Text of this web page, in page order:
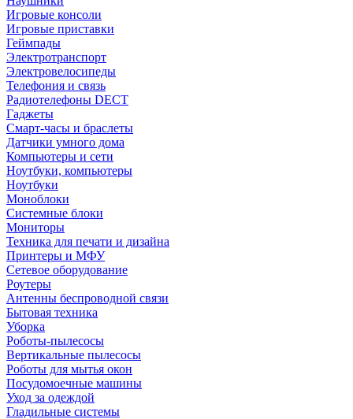
Игровые консоли
Игровые приставки
Геймпады
Электротранспорт
Электровелосипеды
Телефония и связь
Радиотелефоны DECT
Гаджеты
Смарт-часы и браслеты
Датчики умного дома
Компьютеры и сети
Ноутбуки, компьютеры
Ноутбуки
Моноблоки
Системные блоки
Мониторы
Техника для печати и дизайна
Принтеры и МФУ
Сетевое оборудование
Роутеры
Антенны беспроводной связи
Бытовая техника
Уборка
Роботы-пылесосы
Вертикальные пылесосы
Роботы для мытья окон
Посудомоечные машины
Уход за одеждой
Гладильные системы